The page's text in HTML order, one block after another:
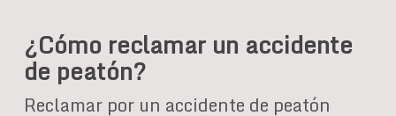
¿Cómo reclamar un accidente
de peatón?
Reclamar por un accidente de peatón